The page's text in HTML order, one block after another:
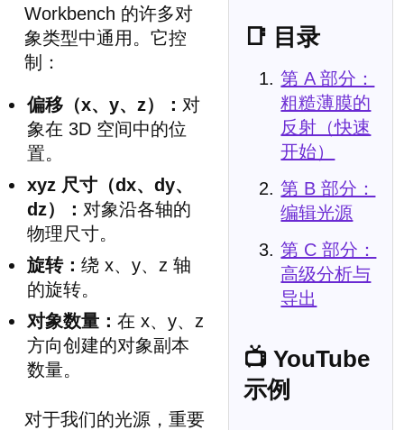
📑 目录
第 A 部分：
粗糙薄膜的
反射（快速
开始）
第 B 部分：
编辑光源
第 C 部分：
高级分析与
导出
📺 YouTube
示例
Workbench 的许多对
象类型中通用。它控
制：
偏移（x、y、z）： 对
象在 3D 空间中的位
置。
xyz 尺寸（dx、dy、
dz）： 对象沿各轴的
物理尺寸。
旋转： 绕 x、y、z 轴
的旋转。
对象数量： 在 x、y、z
方向创建的对象副本
数量。
对于我们的光源，重要